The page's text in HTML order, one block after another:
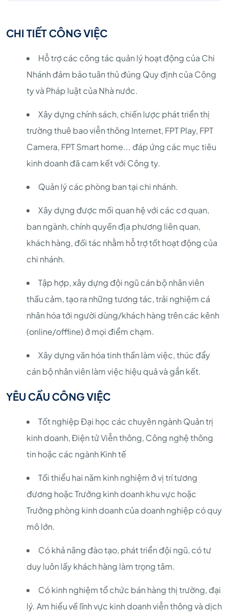
CHI TIẾT CÔNG VIỆC
Hỗ trợ các công tác quản lý hoạt động của Chi
Nhánh đảm bảo tuân thủ đúng Quy định của Công
ty và Pháp luật của Nhà nước.
Xây dựng chính sách, chiến lược phát triển thị
trường thuê bao viễn thông Internet, FPT Play, FPT
Camera, FPT Smart home... đáp ứng các mục tiêu
kinh doanh đã cam kết với Công ty.
Quản lý các phòng ban tại chi nhánh.
Xây dựng được mối quan hệ với các cơ quan,
ban ngành, chính quyền địa phương liên quan,
khách hàng, đối tác nhằm hỗ trợ tốt hoạt động của
chi nhánh.
Tập hợp, xây dựng đội ngũ cán bộ nhân viên
thấu cảm, tạo ra những tương tác, trải nghiệm cá
nhân hóa tới người dùng/khách hàng trên các kênh
(online/offline) ở mọi điểm chạm.
Xây dựng văn hóa tinh thần làm việc, thúc đẩy
cán bộ nhân viên làm việc hiệu quả và gắn kết.
YÊU CẦU CÔNG VIỆC
Tốt nghiệp Đại học các chuyên ngành Quản trị
kinh doanh, Điện tử Viễn thông, Công nghệ thông
tin hoặc các ngành Kinh tế
Tối thiểu hai năm kinh nghiệm ở vị trí tương
đương hoặc Trưởng kinh doanh khu vực hoặc
Trưởng phòng kinh doanh của doanh nghiệp có quy
mô lớn.
Có khả năng đào tạo, phát triển đội ngũ, có tư
duy luôn lấy khách hàng làm trọng tâm.
Có kinh nghiệm tổ chức bán hàng thị trường, đại
lý. Am hiểu về lĩnh vực kinh doanh viễn thông và dịch